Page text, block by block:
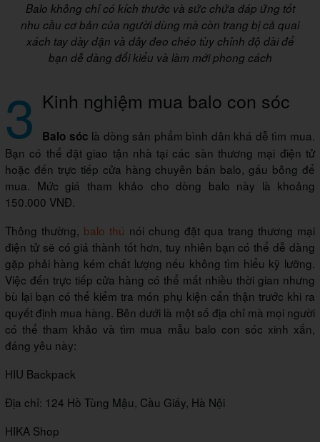
Balo không chỉ có kích thước và sức chứa đáp ứng tốt
nhu cầu cơ bản của người dùng mà còn trang bị cả quai
xách tay dày dặn và dây đeo chéo tùy chỉnh độ dài để
bạn dễ dàng đổi kiểu và làm mới phong cách
3 Kinh nghiệm mua balo con sóc
Balo sóc là dòng sản phẩm bình dân khá dễ tìm mua.
Bạn có thể đặt giao tận nhà tại các sàn thương mại điện tử
hoặc đến trực tiếp cửa hàng chuyên bán balo, gấu bông để
mua. Mức giá tham khảo cho dòng balo này là khoảng
150.000 VNĐ.
Thông thường, balo thú nói chung đặt qua trang thương mại
điện tử sẽ có giá thành tốt hơn, tuy nhiên bạn có thể dễ dàng
gặp phải hàng kém chất lượng nếu không tìm hiểu kỹ lưỡng.
Việc đến trực tiếp cửa hàng có thể mất nhiều thời gian nhưng
bù lại bạn có thể kiểm tra món phụ kiện cẩn thận trước khi ra
quyết định mua hàng. Bên dưới là một số địa chỉ mà mọi người
có thể tham khảo và tìm mua mẫu balo con sóc xinh xắn,
đáng yêu này:
HIU Backpack
Địa chỉ: 124 Hồ Tùng Mậu, Cầu Giấy, Hà Nội
HIKA Shop